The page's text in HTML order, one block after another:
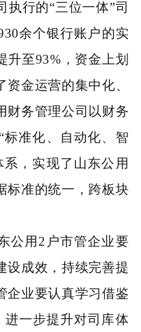
执行的“三位一体”司
余个银行账户的实
升至93%，资金上划
金运营的集中化、
财务管理公司以财务
准化、自动化、智
，实现了山东公用
标准的统一，跨板块
公用2户市管企业要
设成效，持续完善提
企业要认真学习借鉴
进一步提升对司库体